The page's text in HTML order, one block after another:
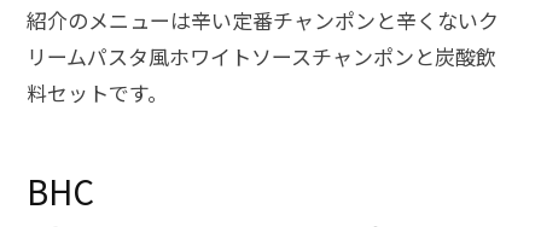
紹介のメニューは辛い定番チャンポンと辛くないク
リームパスタ風ホワイトソースチャンポンと炭酸飲
料セットです。
BHC